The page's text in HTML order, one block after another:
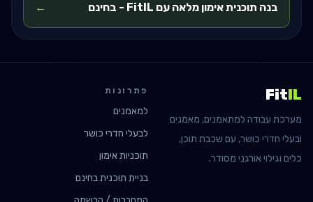
בנה תוכנית אימון מלאה עם FitIL - בחינם ←
FitIL
מערכת עבודה למתאמנים, מאמנים
ובעלי חדרי כושר, עם שכבת תוכן,
כלים וגילוי אורגני מסודר.
פתרונות
למאמנים
לבעלי חדרי כושר
תוכניות אימון
בניית תוכנית בחינם